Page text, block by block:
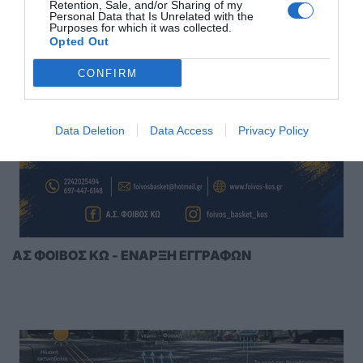
Retention, Sale, and/or Sharing of my
Personal Data that Is Unrelated with the
Purposes for which it was collected.
Opted Out
CONFIRM
Data Deletion Data Access Privacy Policy
ΣΑΣ ΠΡΟΤΕΙΝΟΥΜΕ ΑΚΟΜΗ
ΑΣ ΦΟΙΒΟΣ ΚΩ - ΕΝΑΡΞΗ ΕΓΓΡΑΦΩΝ